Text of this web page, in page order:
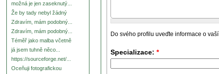
možná je jen zaseknutý...
Že by tady nebyl žádný
Zdravím, mám podobný...
Zdravím, mám podobný...
Téměř jako malba včetně
já jsem tuhně něco...
https://sourceforge.net/...
Oceňuji fotografickou
Do svého profilu uveďte informace o
Specializace: *